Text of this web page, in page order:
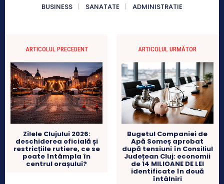
BUSINESS
SANATATE ADMINISTRATIE
ARTICOLUL PRECEDENT
Zilele Clujului 2026:
deschiderea oficială și
restricțiile rutiere, ce se
poate întâmpla în
centrul orașului?
ARTICOLUL URMĂTOR
Bugetul Companiei de
Apă Someș aprobat
după tensiuni în Consiliul
Județean Cluj: economii
de 14 MILIOANE DE LEI
identificate în două
întâlniri